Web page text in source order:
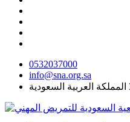
0532037000
info@sna.org.sa